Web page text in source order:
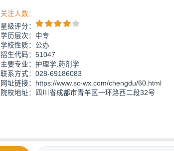
关注人数：
星级评分：
学历层次：中专
学校性质：公办
招生代码：51047
主要专业：护理学,药剂学
联系方式：028-69186083
网址链接：https://www.sc-wx.com/chengdu/60.html
院校地址：四川省成都市青羊区一环路西二段32号